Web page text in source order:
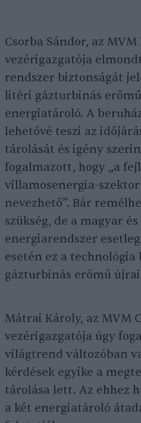
Csorba Sándor, az
vezérigazgatója
rendszer biztonságát
litéri gázturbinás
energiatároló. A
lehetővé teszi az
tárolását és igény
fogalmazott, hogy „a
villamosenergia-
nevezhető”. Bár
szükség, de a magyar
energiarendszer
esetén ez a
gázturbinás erőmű
Mátrai Károly, az MVM
vezérigazgatója úgy
világtrend változóban
kérdések egyike a
tárolása lett. Az ehhez
a két energiatároló